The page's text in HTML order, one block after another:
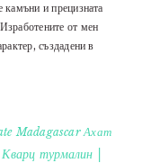
камъни и прецизната
от мен
създадени в
Madagascar Ахат
Кварц турмалин |